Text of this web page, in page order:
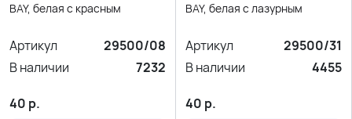
BAY, белая с красным
Артикул
29500/08
В наличии
7232
40 р.
BAY, белая с лазурным
Артикул
29500/31
В наличии
4455
40 р.